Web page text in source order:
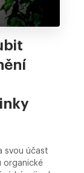
svou účast
organické